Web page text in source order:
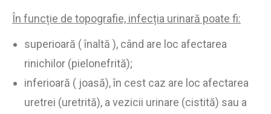
În funcție de topografie, infecția urinară poate fi:
superioară ( înaltă ), când are loc afectarea
rinichilor (pielonefrită);
inferioară ( joasă), în cest caz are loc afectarea
uretrei (uretrită), a vezicii urinare (cistită) sau a